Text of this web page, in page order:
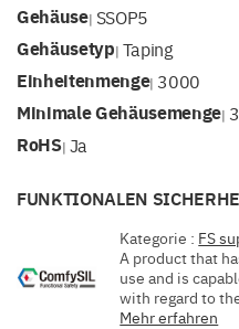
Gehäuse| SSOP5
Gehäusetyp| Taping
Einheitenmenge| 3000
Minimale Gehäusemenge|
RoHS| Ja
FUNKTIONALEN
Kategorie : FS
A product that
use and is
with regard to
Mehr erfahren